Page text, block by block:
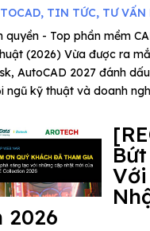
, TIN TỨC, TƯ VẤN
quyền - Top phần mềm
(2026) Vừa được ra
AutoCAD 2027 đánh
ngũ kỹ thuật và doanh
2026